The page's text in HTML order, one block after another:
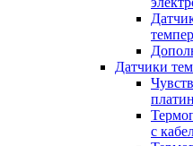
Датчики
с